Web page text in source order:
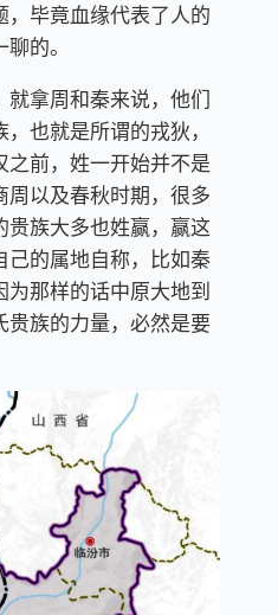
，毕竟血缘代表了人的
的。
拿周和秦来说，他们
也就是所谓的戎狄，
前，姓一开始并不是
以及春秋时期，很多
族大多也姓赢，赢这
己的属地自称，比如秦
那样的话中原大地到
族的力量，必然是要